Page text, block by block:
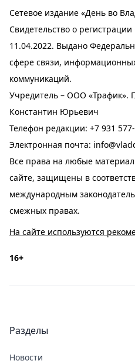
Сетевое издание «День во
Свидетельство о
11.04.2022. Выдано
сфере связи,
коммуникаций.
Учредитель – ООО «Трафик».
Константин Юрьевич
Телефон редакции: +7 931
Электронная почта:
Все права на любые
сайте, защищены в
международным
смежных правах.
На сайте используются
16+
Разделы
Новости